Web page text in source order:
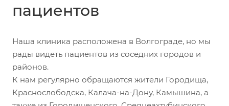
пациентов
Наша клиника расположена в Волгограде, но мы
рады видеть пациентов из соседних городов и
районов.
К нам регулярно обращаются жители Городища,
Краснослободска, Калача-на-Дону, Камышина, а